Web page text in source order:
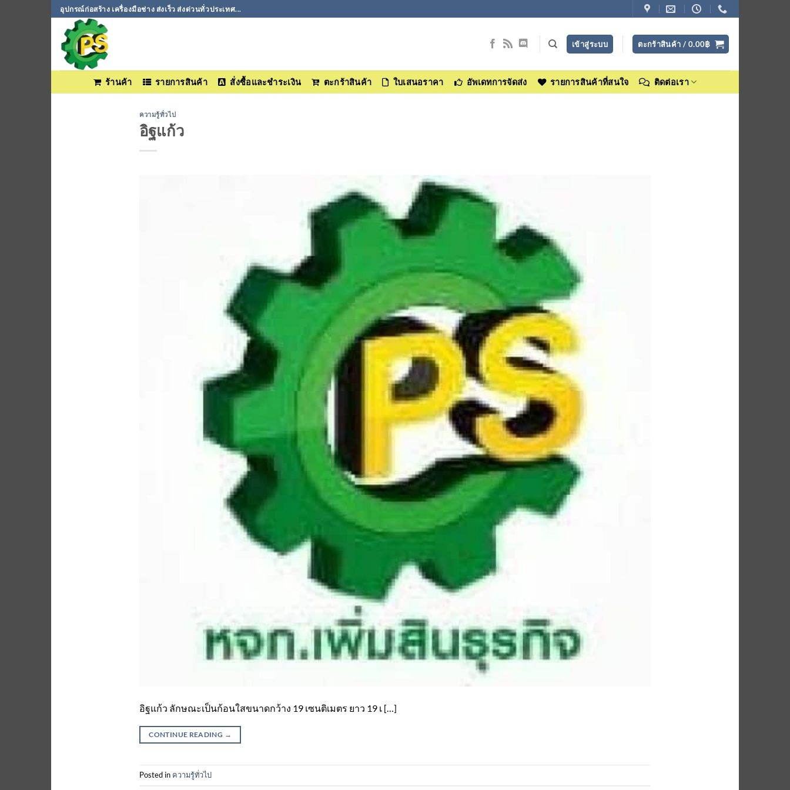
ข้าม
ไป
เนื้อหา
อุปกรณ์ก่อสร้าง เครื่องมือช่าง ส่งเร็ว ส่งด่วนทั่วประเทศ...
เข้าสู่ระบบ ตะกร้าสินค้า / 0.00฿
ร้านค้า รายการสินค้า สั่งซื้อและชำระเงิน ตะกร้าสินค้า ใบเสนอราคา อัพเดทการจัดส่ง รายการสินค้าที่สนใจ ติดต่อเรา
ความรู้ทั่วไป
อิฐแก้ว
อิฐแก้ว ลักษณะเป็นก้อนใสขนาดกว้าง 19 เซนติเมตร ยาว 19 เ […]
CONTINUE READING →
Posted in ความรู้ทั่วไป